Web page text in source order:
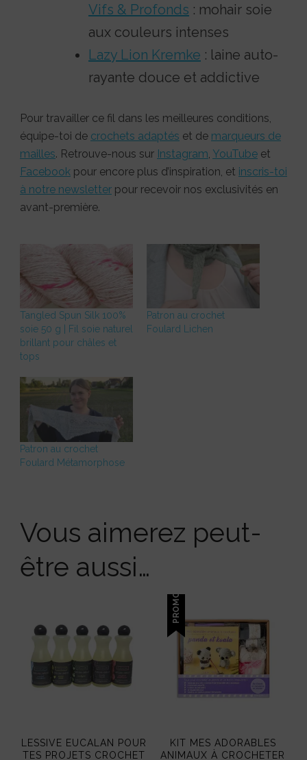
Vifs & Profonds : mohair soie
aux couleurs intenses
Lazy Lion Kremke : laine auto-
rayante douce et addictive
Pour travailler ce fil dans les meilleures conditions,
équipe-toi de crochets adaptés et de marqueurs de
mailles. Retrouve-nous sur Instagram, YouTube et
Facebook pour encore plus d’inspiration, et inscris-toi
à notre newsletter pour recevoir nos exclusivités en
avant-première.
Tangled Spun Silk 100%
soie 50 g | Fil soie naturel
brillant pour châles et
tops
Patron au crochet
Foulard Lichen
Patron au crochet
Foulard Métamorphose
Vous aimerez peut-
être aussi…
LESSIVE EUCALAN POUR
TES PROJETS CROCHET
PROMO !
KIT MES ADORABLES
ANIMAUX À CROCHETER